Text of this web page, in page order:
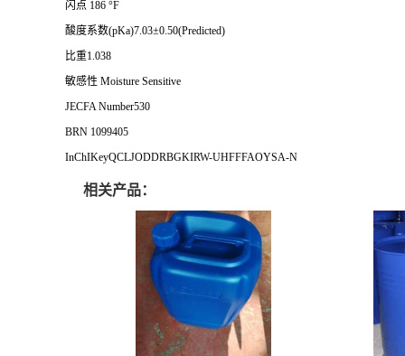
闪点 186 °F
酸度系数(pKa)7.03±0.50(Predicted)
比重1.038
敏感性 Moisture Sensitive
JECFA Number530
BRN 1099405
InChIKeyQCLJODDRBGKIRW-UHFFFAOYSA-N
相关产品：